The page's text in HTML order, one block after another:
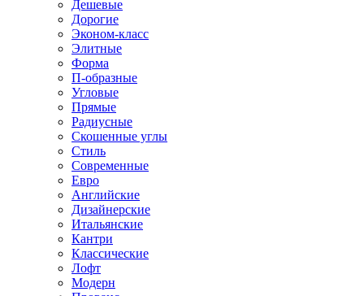
Дешевые
Дорогие
Эконом-класс
Элитные
Форма
П-образные
Угловые
Прямые
Радиусные
Скошенные углы
Стиль
Современные
Евро
Английские
Дизайнерские
Итальянские
Кантри
Классические
Лофт
Модерн